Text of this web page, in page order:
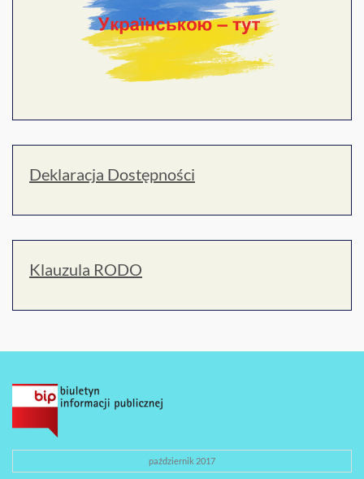
Deklaracja Dostępności
Klauzula RODO
październik 2017